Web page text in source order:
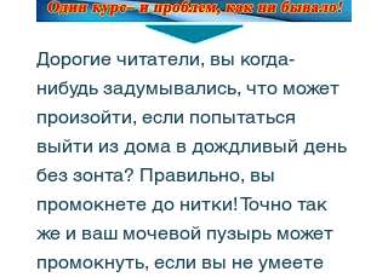
Дорогие читатели, вы когда-
нибудь задумывались, что может
произойти, если попытаться
выйти из дома в дождливый день
без зонта? Правильно, вы
промокнете до нитки! Точно так
же и ваш мочевой пузырь может
промокнуть, если вы не умеете